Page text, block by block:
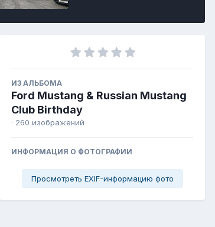
ИЗ АЛЬБОМА
Ford Mustang & Russian Mustang
Club Birthday
· 260 изображений
ИНФОРМАЦИЯ О ФОТОГРАФИИ
Просмотреть EXIF-информацию фото